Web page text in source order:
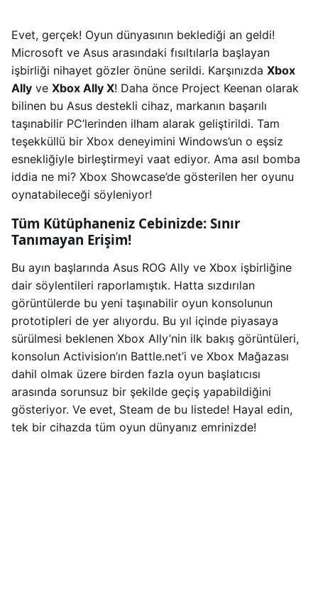
Evet, gerçek! Oyun dünyasının beklediği an geldi!
Microsoft ve Asus arasındaki fısıltılarla başlayan
işbirliği nihayet gözler önüne serildi. Karşınızda Xbox
Ally ve Xbox Ally X! Daha önce Project Keenan olarak
bilinen bu Asus destekli cihaz, markanın başarılı
taşınabilir PC’lerinden ilham alarak geliştirildi. Tam
teşekküllü bir Xbox deneyimini Windows’un o eşsiz
esnekliğiyle birleştirmeyi vaat ediyor. Ama asıl bomba
iddia ne mi? Xbox Showcase’de gösterilen her oyunu
oynatabileceği söyleniyor!
Tüm Kütüphaneniz Cebinizde: Sınır
Tanımayan Erişim!
Bu ayın başlarında Asus ROG Ally ve Xbox işbirliğine
dair söylentileri raporlamıştık. Hatta sızdırılan
görüntülerde bu yeni taşınabilir oyun konsolunun
prototipleri de yer alıyordu. Bu yıl içinde piyasaya
sürülmesi beklenen Xbox Ally’nin ilk bakış görüntüleri,
konsolun Activision’ın Battle.net’i ve Xbox Mağazası
dahil olmak üzere birden fazla oyun başlatıcısı
arasında sorunsuz bir şekilde geçiş yapabildiğini
gösteriyor. Ve evet, Steam de bu listede! Hayal edin,
tek bir cihazda tüm oyun dünyanız emrinizde!